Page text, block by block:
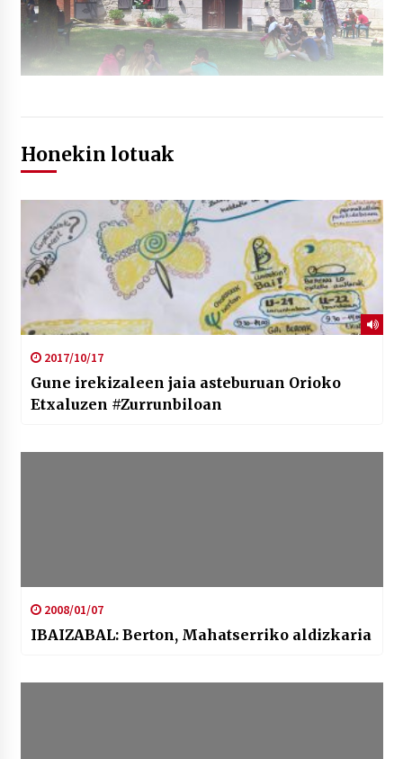
Honekin lotuak
2017/10/17
Gune irekizaleen jaia asteburuan Orioko
Etxaluzen #Zurrunbiloan
2008/01/07
IBAIZABAL: Berton, Mahatserriko aldizkaria